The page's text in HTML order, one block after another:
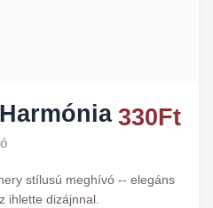
330Ft
stílusú meghívó -- elegáns
ihlette dizájnnal.